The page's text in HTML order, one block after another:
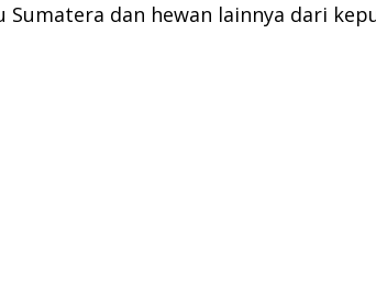
dan hewan lainnya dari